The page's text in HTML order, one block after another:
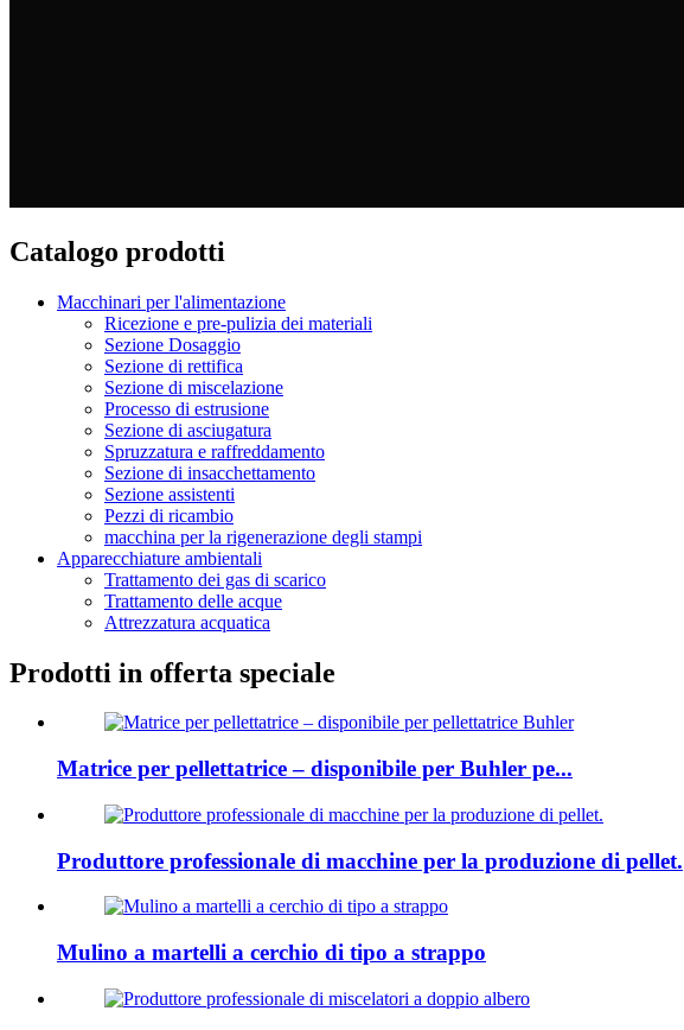
Catalogo prodotti
Macchinari per l'alimentazione
Ricezione e pre-pulizia dei materiali
Sezione Dosaggio
Sezione di rettifica
Sezione di miscelazione
Processo di estrusione
Sezione di asciugatura
Spruzzatura e raffreddamento
Sezione di insacchettamento
Sezione assistenti
Pezzi di ricambio
macchina per la rigenerazione degli stampi
Apparecchiature ambientali
Trattamento dei gas di scarico
Trattamento delle acque
Attrezzatura acquatica
Prodotti in offerta speciale
Matrice per pellettatrice – disponibile per Buhler pe...
Produttore professionale di macchine per la produzione di pellet.
Mulino a martelli a cerchio di tipo a strappo